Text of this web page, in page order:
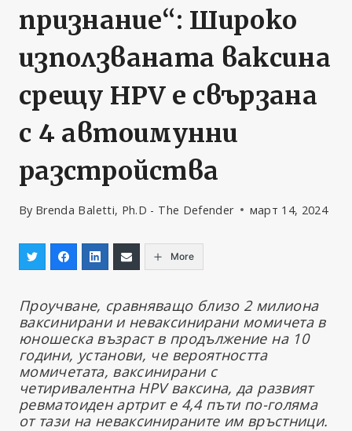
признание“: Широко
използваната ваксина
срещу HPV е свързана
с 4 автоимунни
разстройства
By Brenda Baletti, Ph.D - The Defender март 14, 2024
More
Проучване, сравняващо близо 2 милиона
ваксинирани и неваксинирани момичета в
юношеска възраст в продължение на 10
години, установи, че вероятността
момичетата, ваксинирани с
четиривалентна HPV ваксина, да развият
ревматоиден артрит е 4,4 пъти по-голяма
от тази на неваксинираните им връстници.